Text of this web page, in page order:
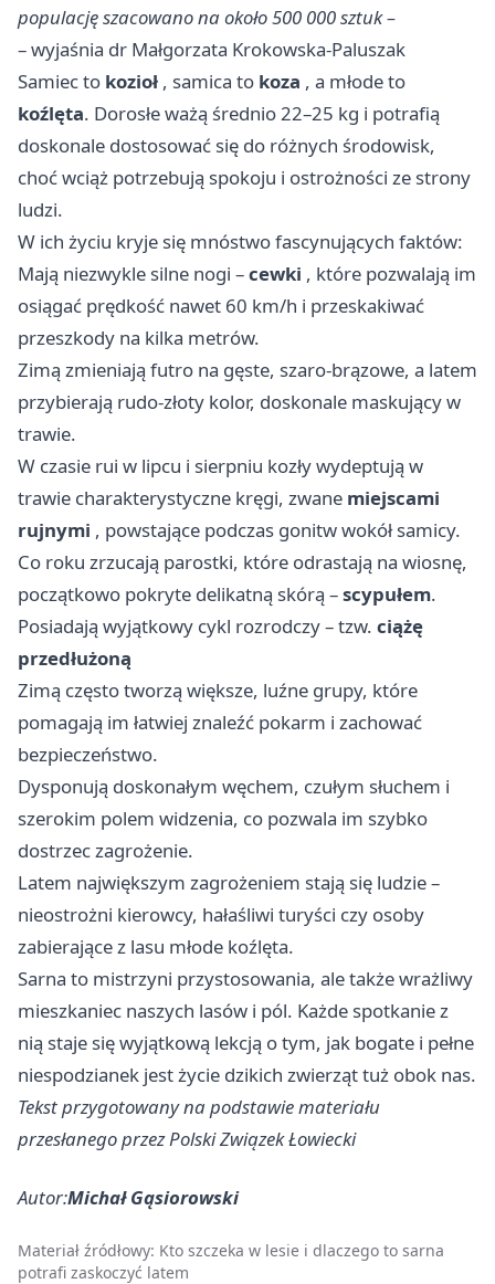
populację szacowano na około 500 000 sztuk –
– wyjaśnia dr Małgorzata Krokowska-Paluszak
Samiec to kozioł , samica to koza , a młode to
koźlęta. Dorosłe ważą średnio 22–25 kg i potrafią
doskonale dostosować się do różnych środowisk,
choć wciąż potrzebują spokoju i ostrożności ze strony
ludzi.
W ich życiu kryje się mnóstwo fascynujących faktów:
Mają niezwykle silne nogi –cewki , które pozwalają im
osiągać prędkość nawet 60 km/h i przeskakiwać
przeszkody na kilka metrów.
Zimą zmieniają futro na gęste, szaro-brązowe, a latem
przybierają rudo-złoty kolor, doskonale maskujący w
trawie.
W czasie rui w lipcu i sierpniu kozły wydeptują w
trawie charakterystyczne kręgi, zwane miejscami
rujnymi , powstające podczas gonitw wokół samicy.
Co roku zrzucają parostki, które odrastają na wiosnę,
początkowo pokryte delikatną skórą –scypułem.
Posiadają wyjątkowy cykl rozrodczy – tzw. ciążę
przedłużoną
Zimą często tworzą większe, luźne grupy, które
pomagają im łatwiej znaleźć pokarm i zachować
bezpieczeństwo.
Dysponują doskonałym węchem, czułym słuchem i
szerokim polem widzenia, co pozwala im szybko
dostrzec zagrożenie.
Latem największym zagrożeniem stają się ludzie –
nieostrożni kierowcy, hałaśliwi turyści czy osoby
zabierające z lasu młode koźlęta.
Sarna to mistrzyni przystosowania, ale także wrażliwy
mieszkaniec naszych lasów i pól. Każde spotkanie z
nią staje się wyjątkową lekcją o tym, jak bogate i pełne
niespodzianek jest życie dzikich zwierząt tuż obok nas.
Tekst przygotowany na podstawie materiału
przesłanego przez Polski Związek Łowiecki
Autor:Michał Gąsiorowski
Materiał źródłowy: Kto szczeka w lesie i dlaczego to sarna
potrafi zaskoczyć latem